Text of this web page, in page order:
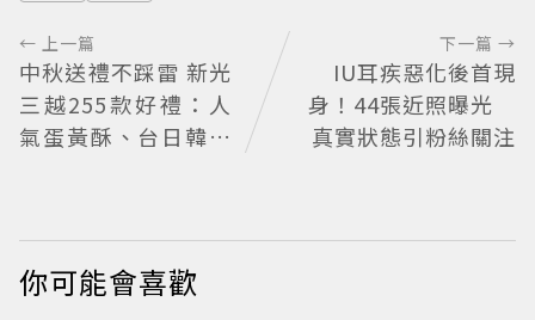
← 上一篇
中秋送禮不踩雷 新光
三越255款好禮：人
氣蛋黃酥、台日韓美
下一篇 →
IU耳疾惡化後首現
身！44張近照曝光
真實狀態引粉絲關注
你可能會喜歡